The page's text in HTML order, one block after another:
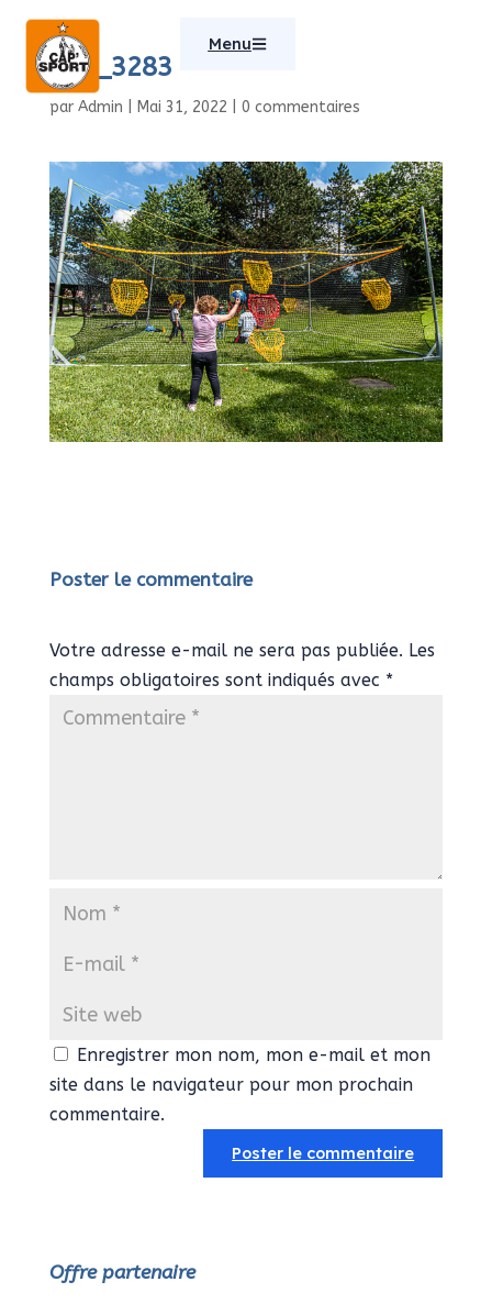
Menu
IMG_3283
par Admin Mai 31, 2022 0 commentaires
Poster le commentaire
Votre adresse e-mail ne sera pas publiée. Les
champs obligatoires sont indiqués avec *
Enregistrer mon nom, mon e-mail et mon
site dans le navigateur pour mon prochain
commentaire.
Offre partenaire